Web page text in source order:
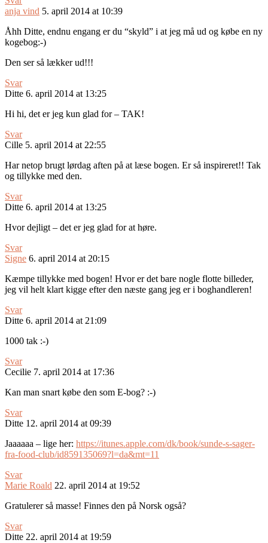
anja vind 5. april 2014 at 10:39
Åhh Ditte, endnu engang er du “skyld” i at jeg må ud og købe en ny
kogebog:-)
Den ser så lækker ud!!!
Svar
Ditte 6. april 2014 at 13:25
Hi hi, det er jeg kun glad for – TAK!
Svar
Cille 5. april 2014 at 22:55
Har netop brugt lørdag aften på at læse bogen. Er så inspireret!! Tak
og tillykke med den.
Svar
Ditte 6. april 2014 at 13:25
Hvor dejligt – det er jeg glad for at høre.
Svar
Signe 6. april 2014 at 20:15
Kæmpe tillykke med bogen! Hvor er det bare nogle flotte billeder,
jeg vil helt klart kigge efter den næste gang jeg er i boghandleren!
Svar
Ditte 6. april 2014 at 21:09
1000 tak :-)
Svar
Cecilie 7. april 2014 at 17:36
Kan man snart købe den som E-bog? :-)
Svar
Ditte 12. april 2014 at 09:39
Jaaaaaa – lige her: https://itunes.apple.com/dk/book/sunde-s-sager-
fra-food-club/id859135069?l=da&mt=11
Svar
Marie Roald 22. april 2014 at 19:52
Gratulerer så masse! Finnes den på Norsk også?
Svar
Ditte 22. april 2014 at 19:59